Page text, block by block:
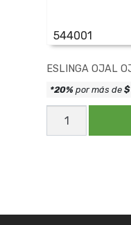
544001
ESLINGA OJAL
ESLINGA
OJAL
OJAL
*20% por más de